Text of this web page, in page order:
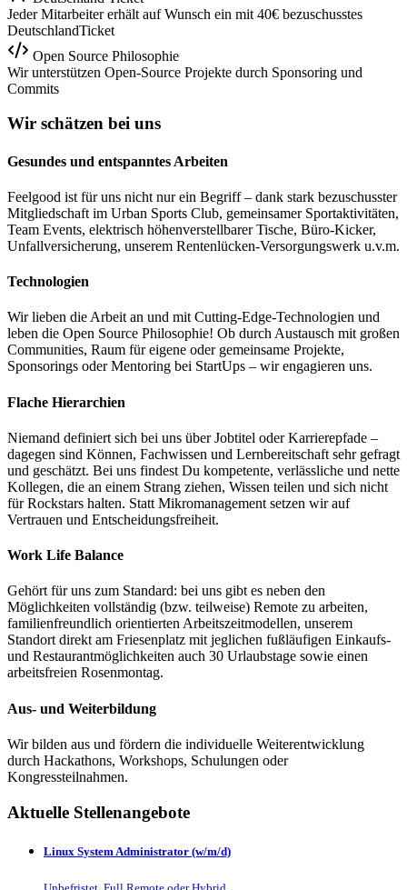
Jeder Mitarbeiter erhält auf Wunsch ein mit 40€ bezuschusstes
DeutschlandTicket
Open Source Philosophie
Wir unterstützen Open-Source Projekte durch Sponsoring und
Commits
Wir schätzen bei uns
Gesundes und entspanntes Arbeiten
Feelgood ist für uns nicht nur ein Begriff – dank stark bezuschusster
Mitgliedschaft im Urban Sports Club, gemeinsamer Sportaktivitäten,
Team Events, elektrisch höhenverstellbarer Tische, Büro-Kicker,
Unfallversicherung, unserem Rentenlücken-Versorgungswerk u.v.m.
Technologien
Wir lieben die Arbeit an und mit Cutting-Edge-Technologien und
leben die Open Source Philosophie! Ob durch Austausch mit großen
Communities, Raum für eigene oder gemeinsame Projekte,
Sponsorings oder Mentoring bei StartUps – wir engagieren uns.
Flache Hierarchien
Niemand definiert sich bei uns über Jobtitel oder Karrierepfade –
dagegen sind Können, Fachwissen und Lernbereitschaft sehr gefragt
und geschätzt. Bei uns findest Du kompetente, verlässliche und nette
Kollegen, die an einem Strang ziehen, Wissen teilen und sich nicht
für Rockstars halten. Statt Mikromanagement setzen wir auf
Vertrauen und Entscheidungsfreiheit.
Work Life Balance
Gehört für uns zum Standard: bei uns gibt es neben den
Möglichkeiten vollständig (bzw. teilweise) Remote zu arbeiten,
familienfreundlich orientierten Arbeitszeitmodellen, unserem
Standort direkt am Friesenplatz mit jeglichen fußläufigen Einkaufs-
und Restaurantmöglichkeiten auch 30 Urlaubstage sowie einen
arbeitsfreien Rosenmontag.
Aus- und Weiterbildung
Wir bilden aus und fördern die individuelle Weiterentwicklung
durch Hackathons, Workshops, Schulungen oder
Kongressteilnahmen.
Aktuelle Stellenangebote
Linux System Administrator (w/m/d)